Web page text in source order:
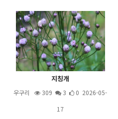
지칭개
우구리 309 3
0 2026-05-
17